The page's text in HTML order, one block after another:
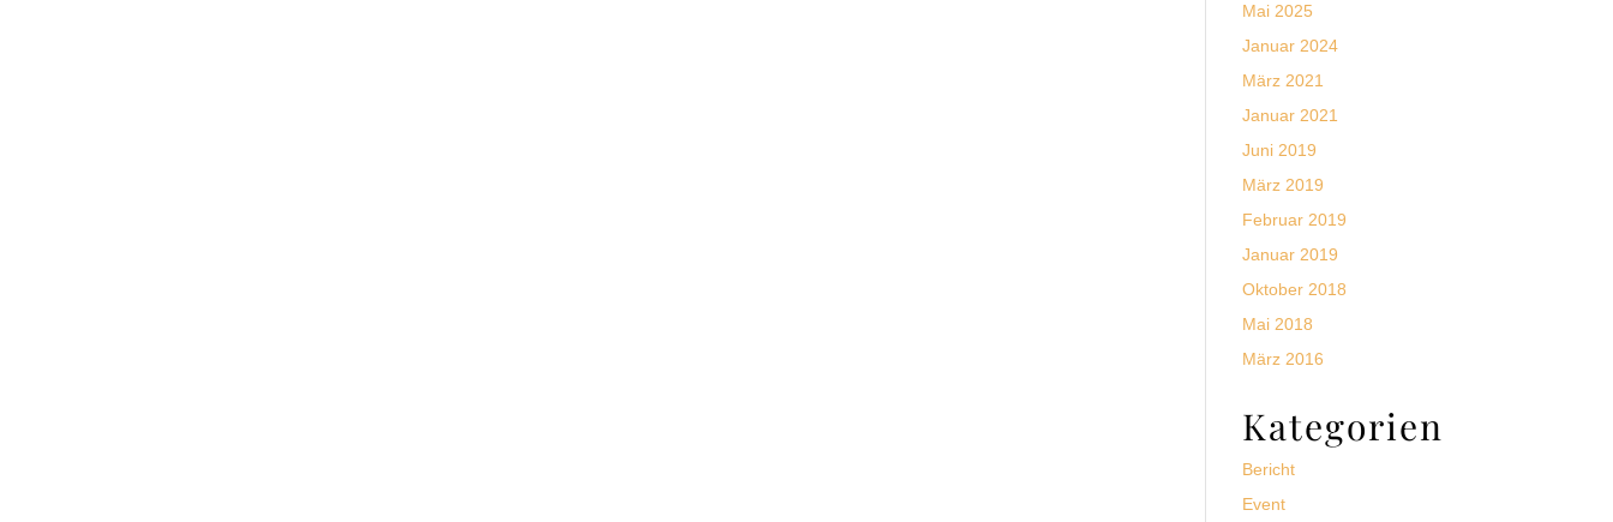
Mai 2025
Januar 2024
März 2021
Januar 2021
Juni 2019
März 2019
Februar 2019
Januar 2019
Oktober 2018
Mai 2018
März 2016
Kategorien
Bericht
Event